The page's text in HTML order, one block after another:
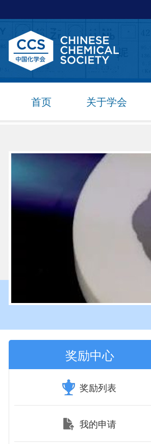
首页 关于学会
奖励中心
奖励列表
我的申请